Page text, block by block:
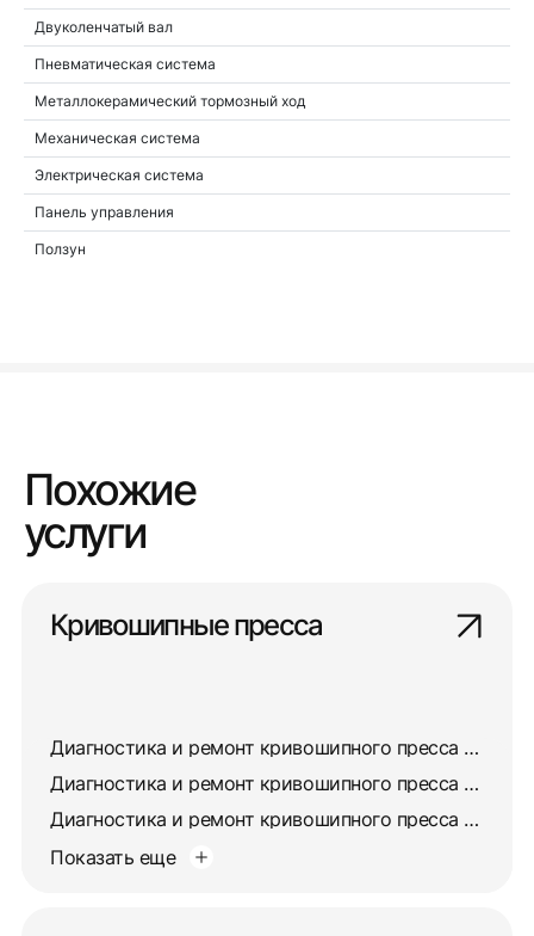
Двуколенчатый вал
Пневматическая система
Металлокерамический тормозный ход
Механическая система
Электрическая система
Панель управления
Ползун
Похожие
услуги
Кривошипные пресса
Диагностика и ремонт кривошипного пресса КД2324
Диагностика и ремонт кривошипного пресса КД2134
Диагностика и ремонт кривошипного пресса КД2318
Показать еще